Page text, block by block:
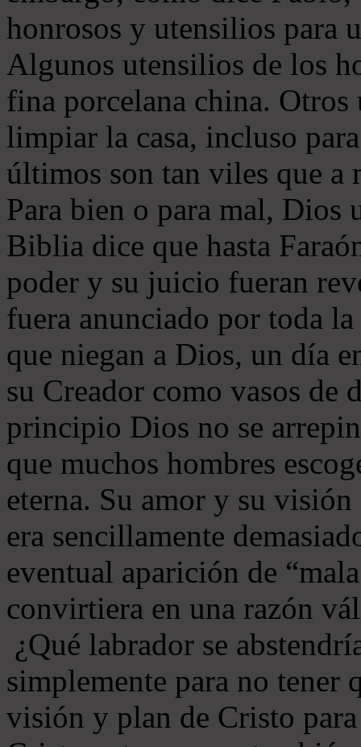
honrosos y utensilios para
Algunos utensilios de los
fina porcelana china. Otros
limpiar la casa, incluso
últimos son tan viles que a
Para bien o para mal, Dios
Biblia dice que hasta
poder y su juicio fueran
fuera anunciado por toda
que niegan a Dios, un día
su Creador como vasos de
principio Dios no se
que muchos hombres
eterna. Su amor y su
era sencillamente
eventual aparición de
convirtiera en una razón
¿Qué labrador se
simplemente para no tener
visión y plan de Cristo